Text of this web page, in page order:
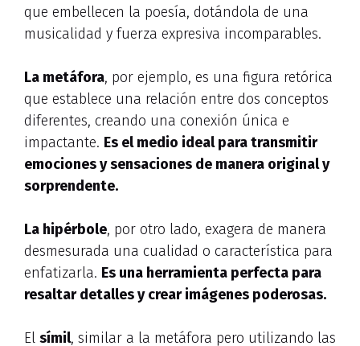
que embellecen la poesía, dotándola de una
musicalidad y fuerza expresiva incomparables.
La metáfora, por ejemplo, es una figura retórica
que establece una relación entre dos conceptos
diferentes, creando una conexión única e
impactante. Es el medio ideal para transmitir
emociones y sensaciones de manera original y
sorprendente.
La hipérbole, por otro lado, exagera de manera
desmesurada una cualidad o característica para
enfatizarla. Es una herramienta perfecta para
resaltar detalles y crear imágenes poderosas.
El símil, similar a la metáfora pero utilizando las